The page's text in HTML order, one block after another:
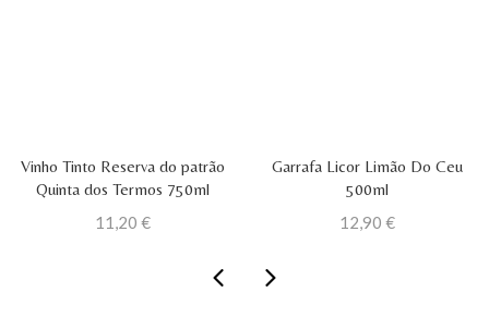
Vinho Tinto Reserva do patrão
Quinta dos Termos 750ml
11,20 €
Garrafa Licor Limão Do Ceu
500ml
12,90 €